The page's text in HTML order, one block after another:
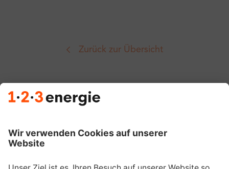
Zurück zur Übersicht
Artikel teilen